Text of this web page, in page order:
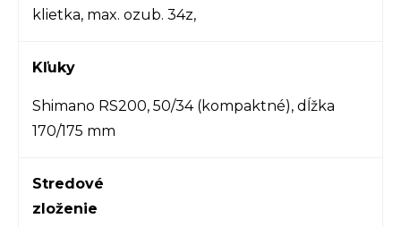
klietka, max. ozub. 34z,
Kľuky
Shimano RS200, 50/34 (kompaktné), dĺžka
170/175 mm
Stredové
zloženie